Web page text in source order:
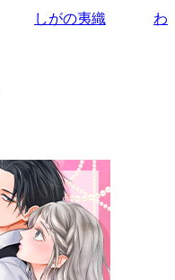
しがの夷織 わ